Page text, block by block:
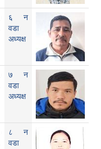
६ न
वडा
अध्यक्ष
७ न
वडा
अध्यक्ष
८ न
वडा